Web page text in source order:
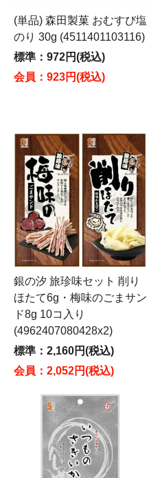
(単品) 森田製菓 おむすび塩
のり 30g (4511401103116)
標準：972円(税込)
会員：923円(税込)
銀の汐 旅珍味セット 削り
ほたて6g・梅味のごまサン
ド8g 10コ入り
(4962407080428x2)
標準：2,160円(税込)
会員：2,052円(税込)